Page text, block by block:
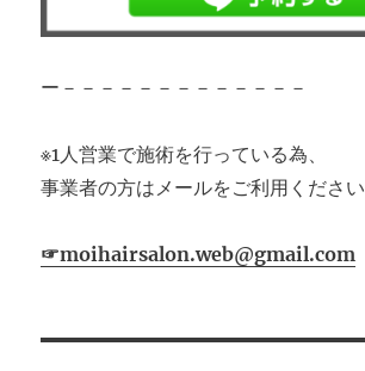
ー－－－－－－－－－－－－－
※1人営業で施術を行っている為、
事業者の方はメールをご利用ください
☞moihairsalon.web@gmail.com